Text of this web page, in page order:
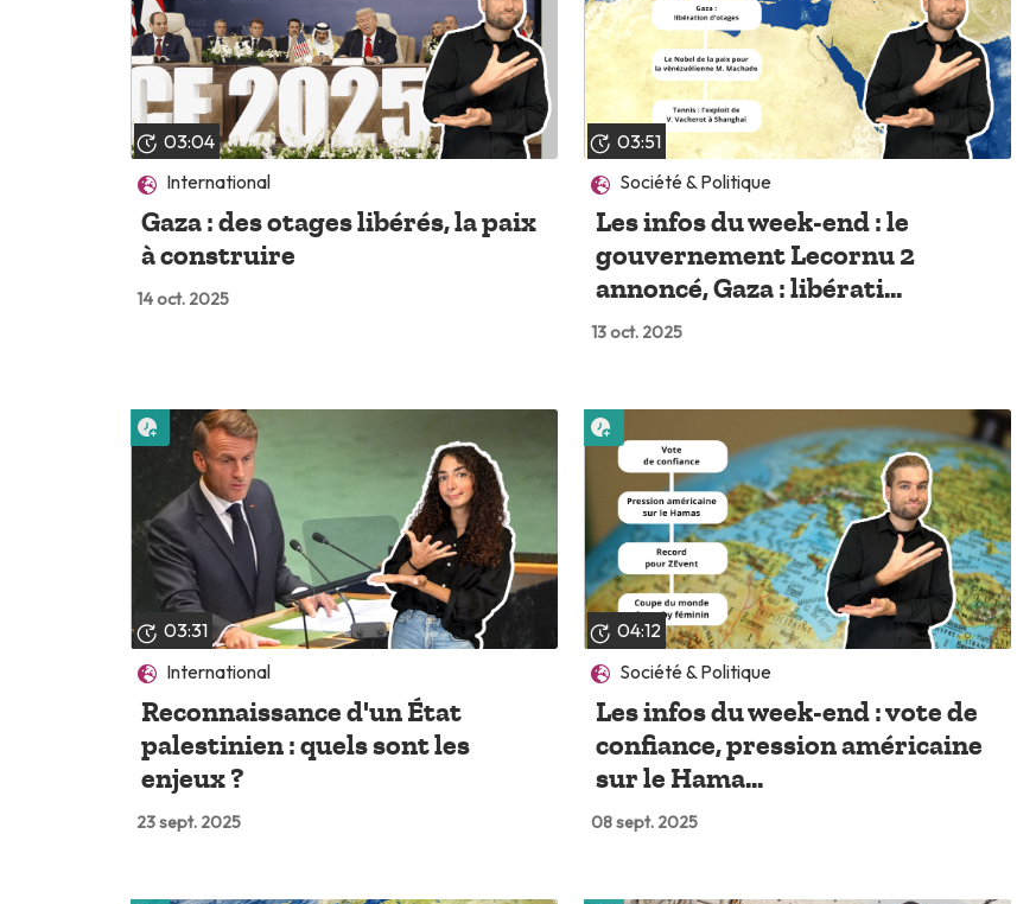
03:04
International
Gaza : des otages libérés, la paix
à construire
14 oct. 2025
03:51
Société & Politique
Les infos du week-end : le
gouvernement Lecornu 2
annoncé, Gaza : libérati...
13 oct. 2025
03:31
International
Reconnaissance d'un État
palestinien : quels sont les
enjeux ?
23 sept. 2025
Lire plus tard
04:12
Société & Politique
Les infos du week-end : vote de
confiance, pression américaine
sur le Hama...
08 sept. 2025